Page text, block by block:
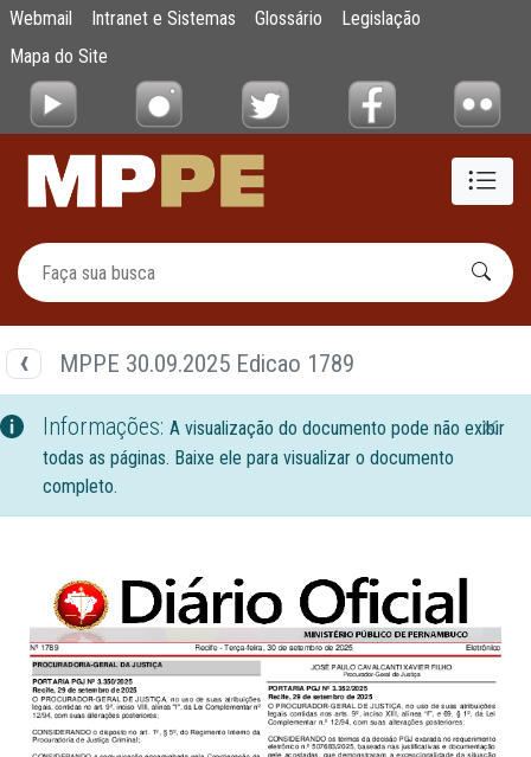
Pular para o Conteúdo principal
Documentos
Webmail Intranet e Sistemas Glossário
Legislação
Mapa do Site
MPPE 30.09.2025 Edicao 1789
Informações: A visualização do documento pode não exibir
todas as páginas. Baixe ele para visualizar o documento
completo.